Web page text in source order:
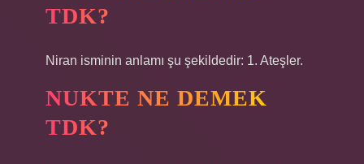
TDK?
Niran isminin anlamı şu şekildedir: 1. Ateşler.
NUKTE NE DEMEK
TDK?